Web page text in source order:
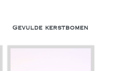
Gevulde kerstbomen